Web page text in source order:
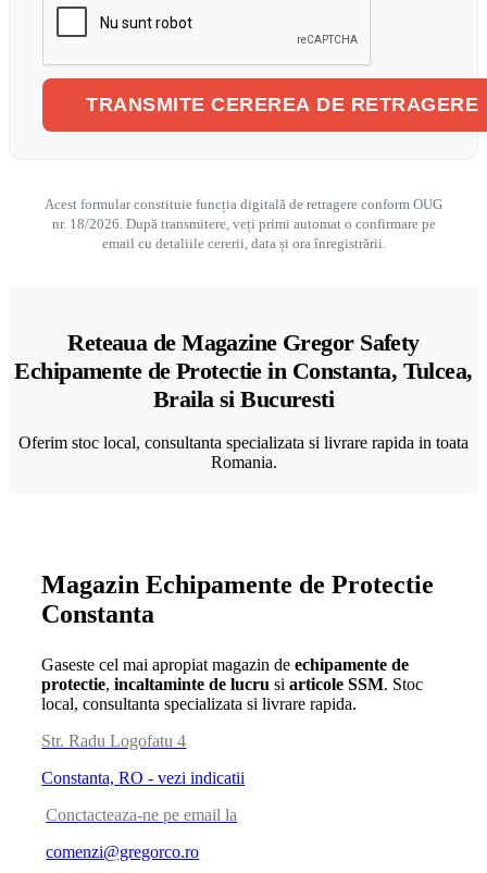
Acest formular constituie funcția digitală de retragere conform OUG
nr. 18/2026. După transmitere, veți primi automat o confirmare pe
email cu detaliile cererii, data și ora înregistrării.
Reteaua de Magazine Gregor Safety
Echipamente de Protectie in Constanta, Tulcea,
Braila si Bucuresti
Oferim stoc local, consultanta specializata si livrare rapida in toata
Romania.
Magazin Echipamente de Protectie
Constanta
Gaseste cel mai apropiat magazin deechipamente de
protectie,incaltaminte de lucru siarticole SSM. Stoc
local, consultanta specializata si livrare rapida.
Str. Radu Logofatu 4
Constanta, RO - vezi indicatii
Conctacteaza-ne pe email la
comenzi@gregorco.ro